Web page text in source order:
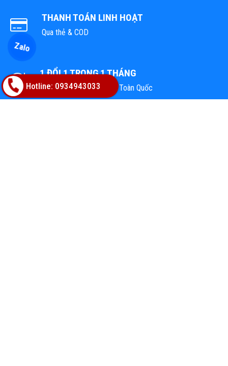
THANH TOÁN LINH HOẠT
Qua thẻ & COD
1 ĐỔI 1 TRONG 1 THÁNG
Tại tất cả cửa hàng trên Toàn Quốc
Hotline: 0934943033
Zalo